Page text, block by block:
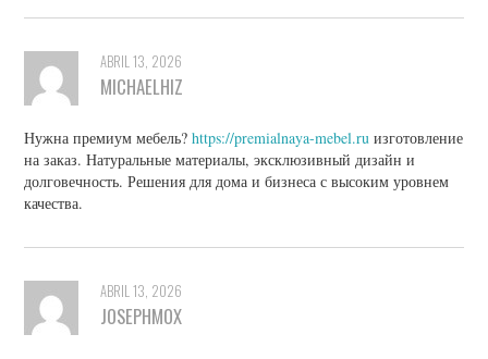
ABRIL 13, 2026
MICHAELHIZ
Нужна премиум мебель?https://premialnaya-mebel.ru изготовление
на заказ. Натуральные материалы, эксклюзивный дизайн и
долговечность. Решения для дома и бизнеса с высоким уровнем
качества.
ABRIL 13, 2026
JOSEPHMOX